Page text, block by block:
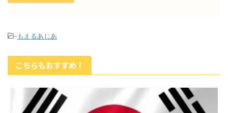
-もえるあじあ
こちらもおすすめ！